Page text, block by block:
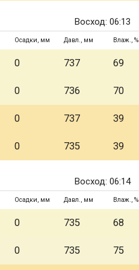
Восход: 06:13
Осадки, мм Давл., мм Влаж., %
0 737 69
0 736 70
0 737 39
0 735 39
Восход: 06:14
Осадки, мм Давл., мм Влаж., %
0 735 68
0 735 75